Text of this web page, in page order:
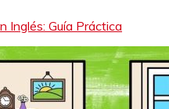
Inglés: Guía Práctica